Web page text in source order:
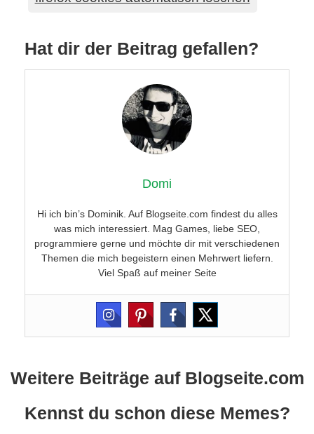
Hat dir der Beitrag gefallen?
Domi
Hi ich bin’s Dominik. Auf Blogseite.com findest du alles
was mich interessiert. Mag Games, liebe SEO,
programmiere gerne und möchte dir mit verschiedenen
Themen die mich begeistern einen Mehrwert liefern.
Viel Spaß auf meiner Seite
Weitere Beiträge auf Blogseite.com
Kennst du schon diese Memes?